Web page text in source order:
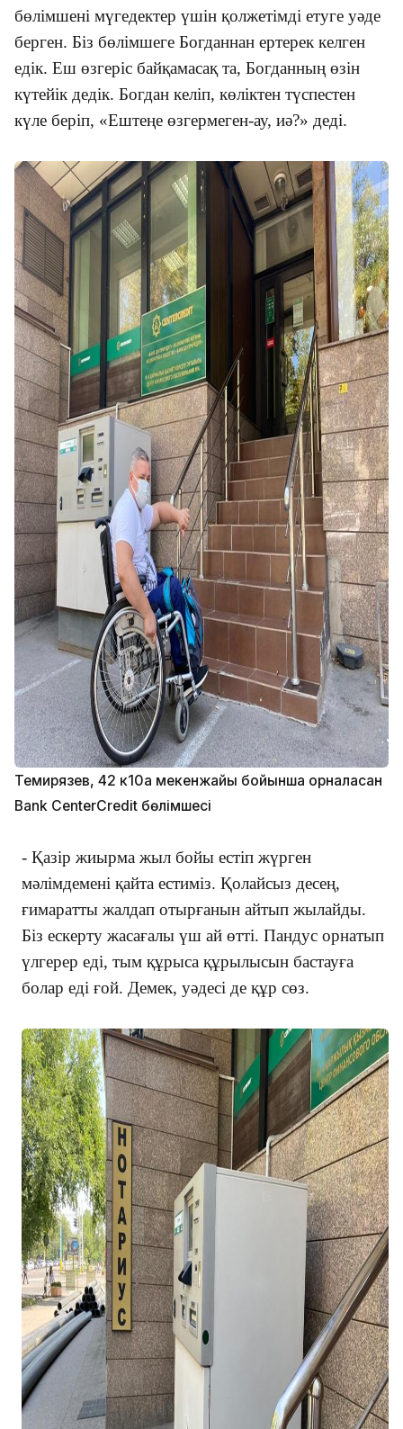
бөлімшені мүгедектер үшін қолжетімді етуге уәде
берген. Біз бөлімшеге Богданнан ертерек келген
едік. Еш өзгеріс байқамасақ та, Богданның өзін
күтейік дедік. Богдан келіп, көліктен түспестен
күле беріп, «Ештеңе өзгермеген-ау, иә?» деді.
Темирязев, 42 к10а мекенжайы бойынша орналасқан
Bank CenterCredit бөлімшесі
- Қазір жиырма жыл бойы естіп жүрген
мәлімдемені қайта естиміз. Қолайсыз десең,
ғимаратты жалдап отырғанын айтып жылайды.
Біз ескерту жасағалы үш ай өтті. Пандус орнатып
үлгерер еді, тым құрыса құрылысын бастауға
болар еді ғой. Демек, уәдесі де құр сөз.